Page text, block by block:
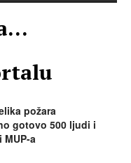
požara
gotovo 500 ljudi i
a